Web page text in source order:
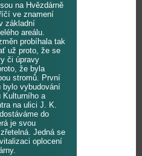
na Hvězdárně
ve znamení
základní
areálu.
probíhala tak
už proto, že se
či úpravy
že byla
stromů. První
bylo vybudování
Kulturního a
na ulici J. K.
do
je svou
Jedná se
oplocení